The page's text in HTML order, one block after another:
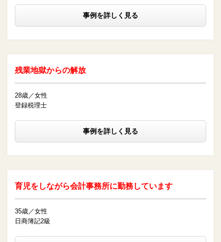
事例を詳しく見る
残業地獄からの解放
28歳／女性
登録税理士
事例を詳しく見る
育児をしながら会計事務所に勤務しています
35歳／女性
日商簿記2級